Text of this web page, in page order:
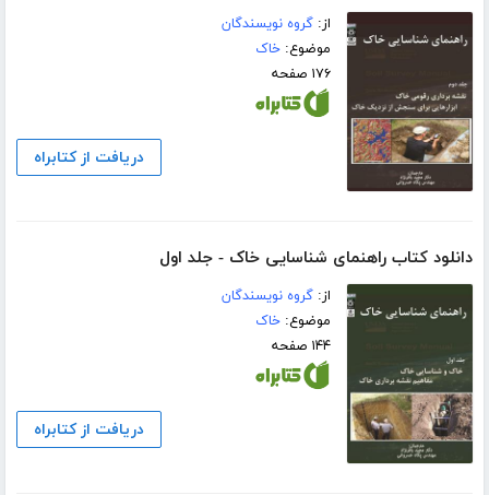
از:گروه نویسندگان
موضوع:خاک
۱۷۶ صفحه
دریافت از کتابراه
دانلود کتاب راهنمای شناسایی خاک - جلد اول
از:گروه نویسندگان
موضوع:خاک
۱۴۴ صفحه
دریافت از کتابراه